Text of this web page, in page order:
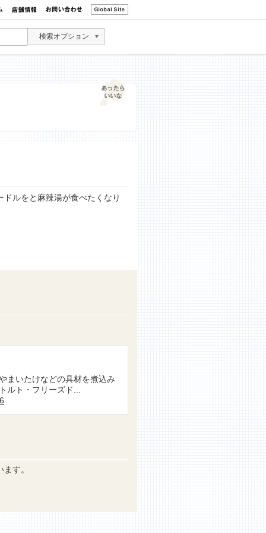
検索オプション
ルをと麻辣湯が食べたくなり
まいたけなどの具材を煮込み
ルト・フリーズド...
す。